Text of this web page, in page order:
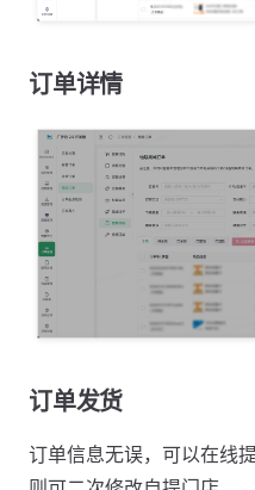
订单详情
订单发货
订单信息无误，可以在线